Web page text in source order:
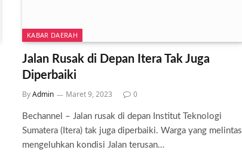
KABAR DAERAH
Jalan Rusak di Depan Itera Tak Juga
Diperbaiki
ByAdmin Maret 9, 2023 0
Bechannel – Jalan rusak di depan Institut Teknologi
Sumatera (Itera) tak juga diperbaiki. Warga yang melintas
mengeluhkan kondisi Jalan terusan…